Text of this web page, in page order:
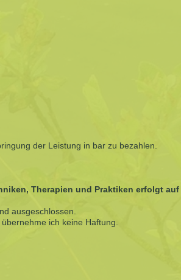
der Leistung in bar zu bezahlen.
Therapien und Praktiken erfolgt
ausgeschlossen.
ich keine Haftung.